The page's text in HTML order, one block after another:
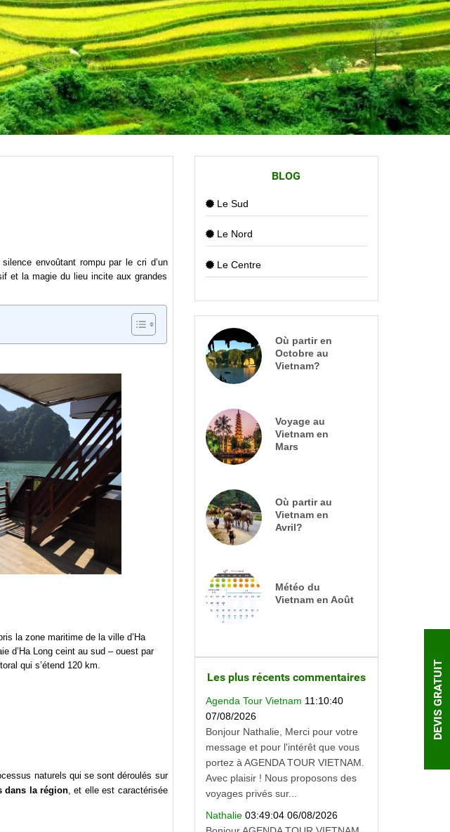
envoûtant rompu par le cri d’un
et la magie du lieu incite aux grandes
la zone maritime de la ville d’Ha
d’Ha Long ceint au sud – ouest par
qui s’étend 120 km.
naturels qui se sont déroulés sur
dans la région, et elle est caractérisée
BLOG
Le Sud
Le Nord
Le Centre
Où partir en
Octobre au
Vietnam?
Voyage au
Vietnam en
Mars
Où partir au
Vietnam en
Avril?
Météo du
Vietnam en Août
Les plus récents commentaires
Agenda Tour Vietnam 11:10:40
07/08/2026
Bonjour Nathalie, Merci pour votre
message et pour l'intérêt que vous
portez à AGENDA TOUR VIETNAM.
Avec plaisir ! Nous proposons des
voyages privés sur...
Nathalie 03:49:04 06/08/2026
DEVIS GRATUIT